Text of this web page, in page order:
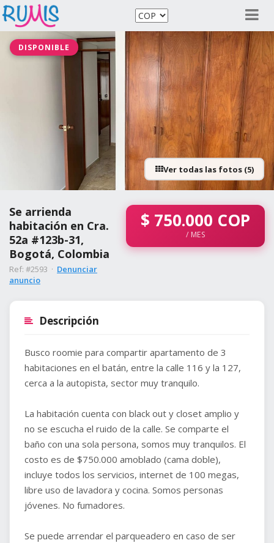
DISPONIBLE
Ver todas las fotos (5)
Se arrienda
habitación en Cra.
52a #123b-31,
Bogotá, Colombia
Ref: #2593 · Denunciar
anuncio
$ 750.000 COP
/ MES
Descripción
Busco roomie para compartir apartamento de 3
habitaciones en el batán, entre la calle 116 y la 127,
cerca a la autopista, sector muy tranquilo.
La habitación cuenta con black out y closet amplio y
no se escucha el ruido de la calle. Se comparte el
baño con una sola persona, somos muy tranquilos. El
costo es de $750.000 amoblado (cama doble),
incluye todos los servicios, internet de 100 megas,
libre uso de lavadora y cocina. Somos personas
jóvenes. No fumadores.
Se puede arrendar el parqueadero en caso de ser